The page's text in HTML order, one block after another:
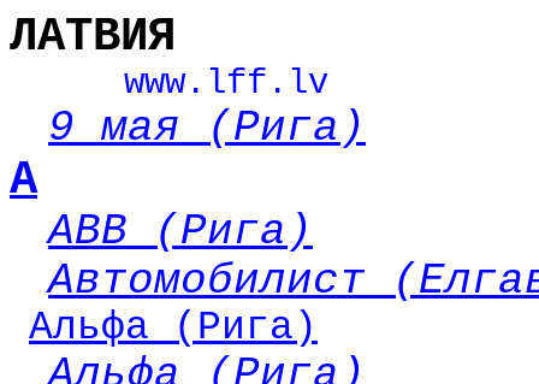
ЛАТВИЯ
www. lff . lv
9 мая (Рига)
А
АВВ (Рига)
Автомобилист
Альфа (Рига)